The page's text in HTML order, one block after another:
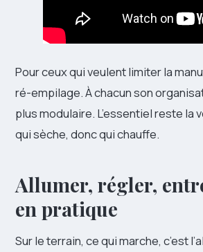
Pour ceux qui veulent limiter la
ré-empilage. À chacun son
plus modulaire. L’essentiel reste la
qui sèche, donc qui chauffe.
Allumer, régler,
en pratique
Sur le terrain, ce qui marche, c’est